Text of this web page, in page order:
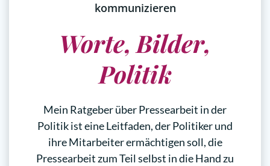
kommunizieren
Worte, Bilder,
Politik
Mein Ratgeber über Pressearbeit in der
Politik ist eine Leitfaden, der Politiker und
ihre Mitarbeiter ermächtigen soll, die
Pressearbeit zum Teil selbst in die Hand zu